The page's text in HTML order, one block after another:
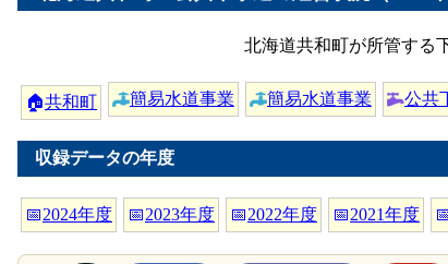
北海道共和町が所管する
🏠共和町 簡易水道事業 簡易水道事業 公共
収録データの年度
📅2024年度 📅2023年度 📅2022年度 📅2021年度